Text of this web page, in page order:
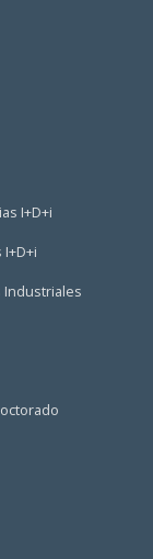
I+D+i
Industriales